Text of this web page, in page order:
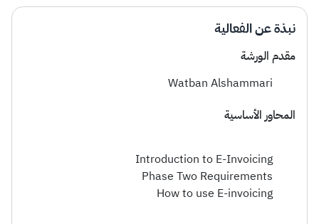
نبذة عن الفعالية
مقدم الورشة
Watban Alshammari
المحاور الأساسية
Introduction to E-Invoicing
Phase Two Requirements
How to use E-invoicing